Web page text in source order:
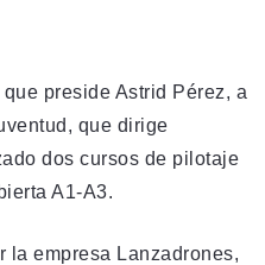
preside Astrid Pérez, a
que dirige
dos cursos de pilotaje
A1-A3.
la empresa Lanzadrones,